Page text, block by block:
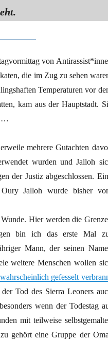
von
die im Zug zu sehen
Temperaturen vor
kam aus der Hauptstadt.
…
mehrere Gutachten
wurden und Jalloh
der Justiz abgeschlossen.
Oury Jalloh wurde bisher
Hier werden die
bin ich das erste Mal
Mann, der seinen
weitere Menschen wollen
gefesselt
Tod des Sierra Leoners
wenn der Todestag
mit teilweise
gehört eine Gruppe der